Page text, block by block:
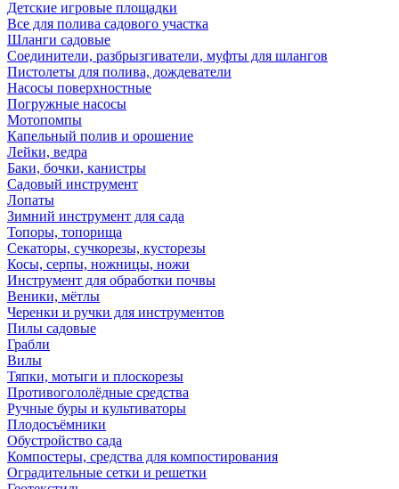
Детские игровые площадки
Все для полива садового участка
Шланги садовые
Соединители, разбрызгиватели, муфты для шлангов
Пистолеты для полива, дождеватели
Насосы поверхностные
Погружные насосы
Мотопомпы
Капельный полив и орошение
Лейки, ведра
Баки, бочки, канистры
Садовый инструмент
Лопаты
Зимний инструмент для сада
Топоры, топорища
Секаторы, сучкорезы, кусторезы
Косы, серпы, ножницы, ножи
Инструмент для обработки почвы
Веники, мётлы
Черенки и ручки для инструментов
Пилы садовые
Грабли
Вилы
Тяпки, мотыги и плоскорезы
Противогололёдные средства
Ручные буры и культиваторы
Плодосъёмники
Обустройство сада
Компостеры, средства для компостирования
Оградительные сетки и решетки